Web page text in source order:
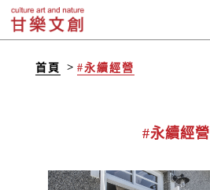
首頁 #永續經營
#永續經營